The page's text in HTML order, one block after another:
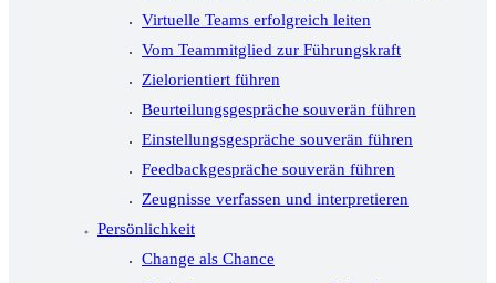
Virtuelle Teams erfolgreich leiten
Vom Teammitglied zur Führungskraft
Zielorientiert führen
Beurteilungsgespräche souverän führen
Einstellungsgespräche souverän führen
Feedbackgespräche souverän führen
Zeugnisse verfassen und interpretieren
Persönlichkeit
Change als Chance